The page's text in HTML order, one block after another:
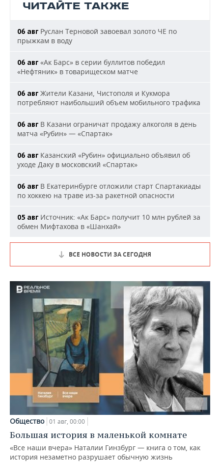
ЧИТАЙТЕ ТАКЖЕ
06 авг Руслан Терновой завоевал золото ЧЕ по
прыжкам в воду
06 авг «Ак Барс» в серии буллитов победил
«Нефтяник» в товарищеском матче
06 авг Жители Казани, Чистополя и Кукмора
потребляют наибольший объем мобильного трафика
06 авг В Казани ограничат продажу алкоголя в день
матча «Рубин» — «Спартак»
06 авг Казанский «Рубин» официально объявил об
уходе Даку в московский «Спартак»
06 авг В Екатеринбурге отложили старт Спартакиады
по хоккею на траве из-за ракетной опасности
05 авг Источник: «Ак Барс» получит 10 млн рублей за
обмен Мифтахова в «Шанхай»
ВСЕ НОВОСТИ ЗА СЕГОДНЯ
Общество 01 авг, 00:00
Большая история в маленькой комнате
«Все наши вчера» Наталии Гинзбург — книга о том, как
история незаметно разрушает обычную жизнь